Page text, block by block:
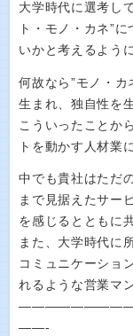
大学時代に選考し
ト・モノ・カネ”
いかと考えるよう
何故なら”モノ・カ
生まれ、独自性を
こういったことか
トを動かす人材業
中でも貴社はただ
まで見据えたサー
を感じるとともに
また、大学時代に
コミュニケーショ
れるような営業マ
——-